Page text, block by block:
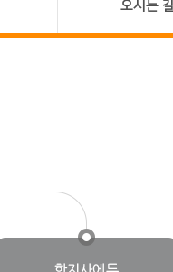
오시는 길